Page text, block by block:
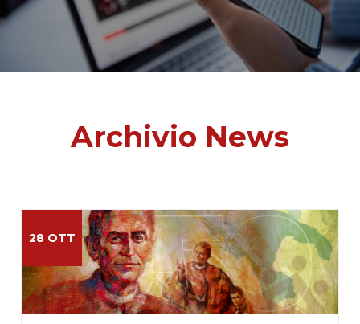
Archivio News
28 OTT